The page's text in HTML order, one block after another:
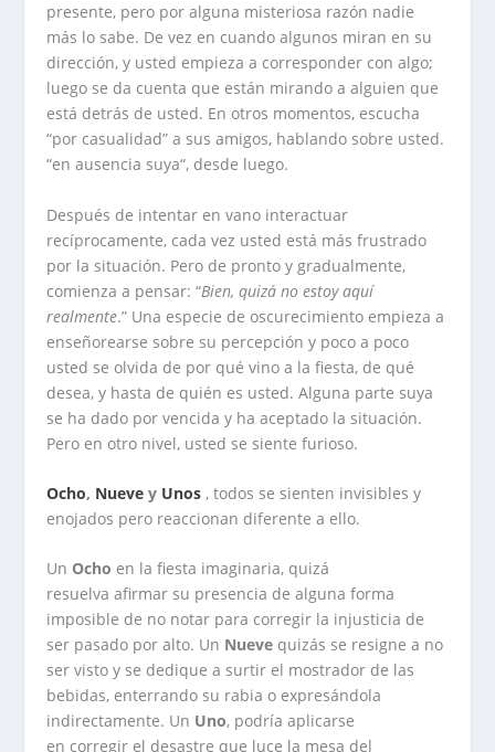
presente, pero por alguna misteriosa razón nadie
más lo sabe. De vez en cuando algunos miran en su
dirección, y usted empieza a corresponder con algo;
luego se da cuenta que están mirando a alguien que
está detrás de usted. En otros momentos, escucha
“por casualidad” a sus amigos, hablando sobre usted.
“en ausencia suya“, desde luego.
Después de intentar en vano interactuar
recíprocamente, cada vez usted está más frustrado
por la situación. Pero de pronto y gradualmente,
comienza a pensar: “Bien, quizá no estoy aquí
realmente.” Una especie de oscurecimiento empieza a
enseñorearse sobre su percepción y poco a poco
usted se olvida de por qué vino a la fiesta, de qué
desea, y hasta de quién es usted. Alguna parte suya
se ha dado por vencida y ha aceptado la situación.
Pero en otro nivel, usted se sientefurioso.
Ocho, Nueve y Unos , todos se sienten invisibles y
enojados pero reaccionan diferente a ello.
Un Ocho en la fiesta imaginaria, quizá
resuelva afirmar su presencia de alguna forma
imposible de no notar para corregir la injusticia de
ser pasado por alto. Un Nueve quizás se resigne a no
ser visto y se dedique a surtir el mostrador de las
bebidas, enterrando su rabia o expresándola
indirectamente. Un Uno, podría aplicarse
en corregir el desastre que luce la mesa del